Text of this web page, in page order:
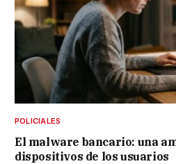
POLICIALES
El malware bancario: una
dispositivos de los usuarios